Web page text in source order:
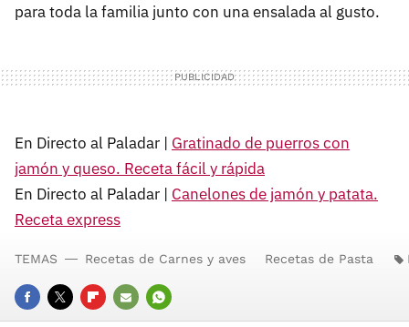
para toda la familia junto con una ensalada al gusto.
En Directo al Paladar | Gratinado de puerros con
jamón y queso. Receta fácil y rápida
En Directo al Paladar | Canelones de jamón y patata.
Receta express
FACEBOOK
TWITTERFLIPBOARD
E- WHATSAPP
TEMAS Recetas de Carnes y aves Recetas de Pasta